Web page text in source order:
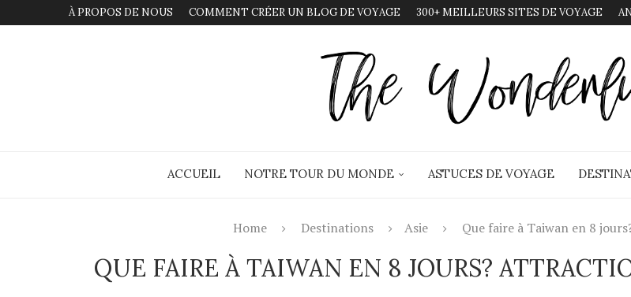
À PROPOS DE NOUS COMMENT CRÉER UN BLOG DE VOYAGE 300+ MEILLEURS SITES DE VOYAGE
ACCUEIL NOTRE TOUR DU MONDE ASTUCES DE VOYAGE
Home Destinations Asie Que faire à Taiwan en 8
QUE FAIRE À TAIWAN EN 8 JOURS?